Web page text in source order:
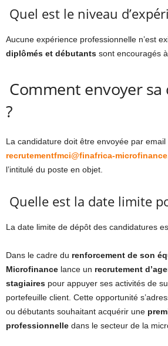
Quel est le niveau
Aucune expérience professionnelle n’est
diplômés et débutants sont encouragés
Comment envoyer
?
La candidature doit être envoyée par email
recrutementfmci@finafrica-
l’intitulé du poste en objet.
Quelle est la date limite
La date limite de dépôt des candidatures
Dans le cadre du renforcement de son
Microfinance lance un recrutement
stagiaires pour appuyer ses activités de
portefeuille client. Cette opportunité
ou débutants souhaitant acquérir une
professionnelle dans le secteur de la